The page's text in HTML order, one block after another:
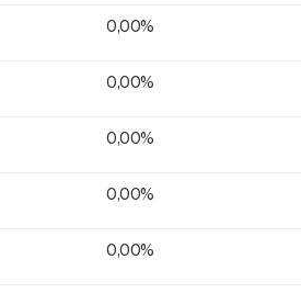
0,00%
0,00%
0,00%
0,00%
0,00%